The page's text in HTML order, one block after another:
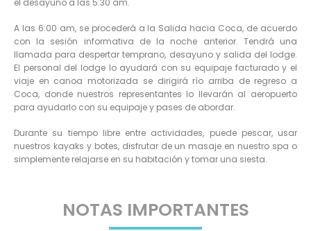
el desayuno a las 5:30 am.
A las 6:00 am, se procederá a la Salida hacia Coca, de acuerdo
con la sesión informativa de la noche anterior. Tendrá una
llamada para despertar temprano, desayuno y salida del lodge.
El personal del lodge lo ayudará con su equipaje facturado y el
viaje en canoa motorizada se dirigirá río arriba de regreso a
Coca, donde nuestros representantes lo llevarán al aeropuerto
para ayudarlo con su equipaje y pases de abordar.
Durante su tiempo libre entre actividades, puede pescar, usar
nuestros kayaks y botes, disfrutar de un masaje en nuestro spa o
simplemente relajarse en su habitación y tomar una siesta.
NOTAS IMPORTANTES